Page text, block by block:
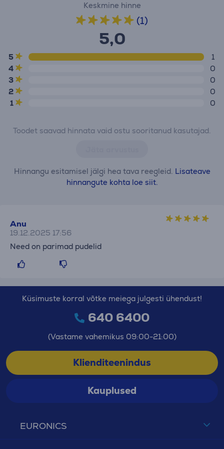
Keskmine hinne
(1)
5,0
5
1
4
0
3
0
2
0
1
0
Toodet saavad hinnata vaid ostu sooritanud kasutajad.
Hinnangu esitamisel jälgi hea tava reegleid. Lisateave
hinnangute kohta loe siit.
Anu
19.12.2025 17:56
Need on parimad pudelid
EURONICS
Küsimuste korral võtke meiega julgesti ühendust!
640 6400
(Vastame vahemikus 09:00-21:00)
Klienditeenindus
Kauplused